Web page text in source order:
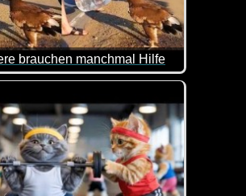
brauchen manchmal Hilfe
zu sehen wie diesen Tieren aus einer